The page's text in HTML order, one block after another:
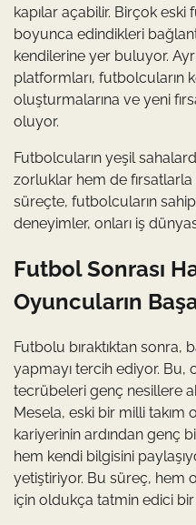
kapılar açabilir. Birçok
boyunca edindikleri
kendilerine yer buluyor.
platformları, futbolcuların
oluşturmalarına ve yeni
oluyor.
Futbolcuların yeşil
zorluklar hem de
süreçte, futbolcuların
deneyimler, onları iş
Futbol Sonrası
Oyuncuların
Futbolu bıraktıktan sonra,
yapmayı tercih ediyor. Bu,
tecrübeleri genç nesillere
Mesela, eski bir milli
kariyerinin ardından genç
hem kendi bilgisini
yetiştiriyor. Bu süreç, hem
için oldukça tatmin edici